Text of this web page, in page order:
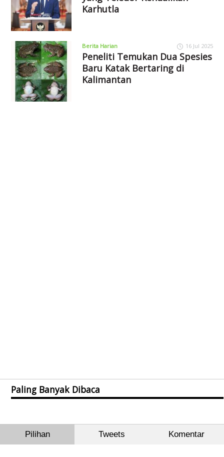
Karhutla
Berita Harian 16 Jul 2025
Peneliti Temukan Dua Spesies
Baru Katak Bertaring di
Kalimantan
Paling Banyak Dibaca
Pilihan Tweets Komentar